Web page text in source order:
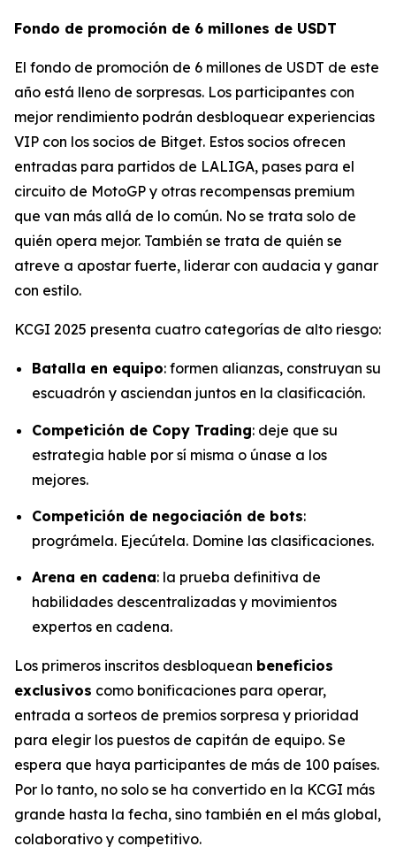
Fondo de promoción de 6 millones de USDT
El fondo de promoción de 6 millones de USDT de este
año está lleno de sorpresas. Los participantes con
mejor rendimiento podrán desbloquear experiencias
VIP con los socios de Bitget. Estos socios ofrecen
entradas para partidos de LALIGA, pases para el
circuito de MotoGP y otras recompensas premium
que van más allá de lo común. No se trata solo de
quién opera mejor. También se trata de quién se
atreve a apostar fuerte, liderar con audacia y ganar
con estilo.
KCGI 2025 presenta cuatro categorías de alto riesgo:
Batalla en equipo: formen alianzas, construyan su
escuadrón y asciendan juntos en la clasificación.
Competición de Copy Trading: deje que su
estrategia hable por sí misma o únase a los
mejores.
Competición de negociación de bots:
prográmela. Ejecútela. Domine las clasificaciones.
Arena en cadena: la prueba definitiva de
habilidades descentralizadas y movimientos
expertos en cadena.
Los primeros inscritos desbloquean beneficios
exclusivos como bonificaciones para operar,
entrada a sorteos de premios sorpresa y prioridad
para elegir los puestos de capitán de equipo. Se
espera que haya participantes de más de 100 países.
Por lo tanto, no solo se ha convertido en la KCGI más
grande hasta la fecha, sino también en el más global,
colaborativo y competitivo.